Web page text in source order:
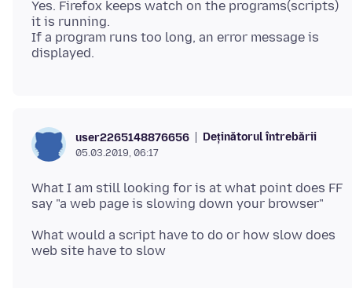
Yes. Firefox keeps watch on the programs(scripts)
it is running.
If a program runs too long, an error message is
user2265148876656 Deținătorul întrebării
05.03.2019, 06:17
What I am still looking for is at what point does FF
What would a script have to do or how slow does